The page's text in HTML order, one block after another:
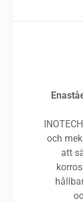
och
att